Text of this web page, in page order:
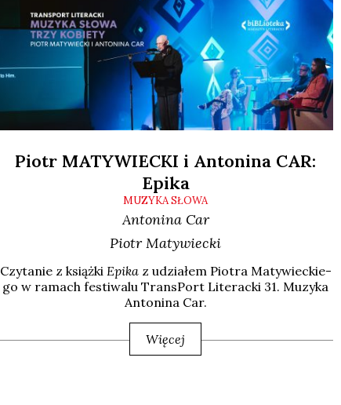
Piotr MATYWIECKI i Antonina CAR:
Epika
MUZYKA SŁOWA
Antonina Car
Piotr Matywiecki
Czy­ta­nie z książ­ki Epi­kaz udzia­łem Pio­tra Maty­wiec­kie­
go w ramach festi­wa­lu Trans­Port Lite­rac­ki 31. Muzy­ka
Anto­ni­na Car.
Więcej